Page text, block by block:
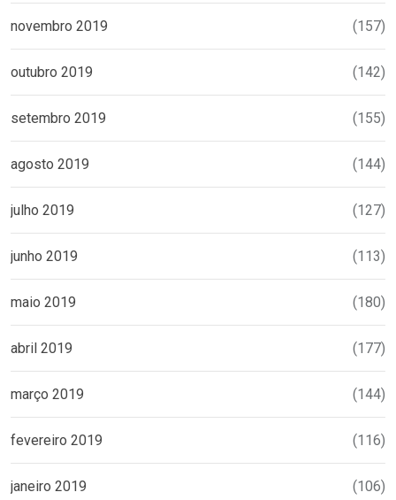
novembro 2019 (157)
outubro 2019 (142)
setembro 2019 (155)
agosto 2019 (144)
julho 2019 (127)
junho 2019 (113)
maio 2019 (180)
abril 2019 (177)
março 2019 (144)
fevereiro 2019 (116)
janeiro 2019 (106)